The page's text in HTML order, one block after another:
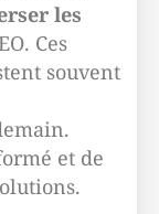
les
Ces
souvent
et de